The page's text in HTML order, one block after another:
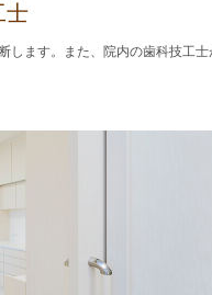
士
します。また、院内の歯科技工士